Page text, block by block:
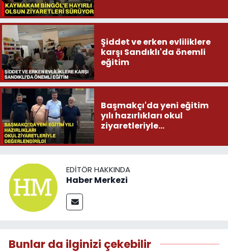
Şiddet ve erken evliliklere
karşı Sandıklı'da önemli
eğitim
Başmakçı'da yeni eğitim
yılı hazırlıkları okul
ziyaretleriyle
EDITÖR HAKKINDA
Haber Merkezi
Bunlar da ilginizi çekebilir